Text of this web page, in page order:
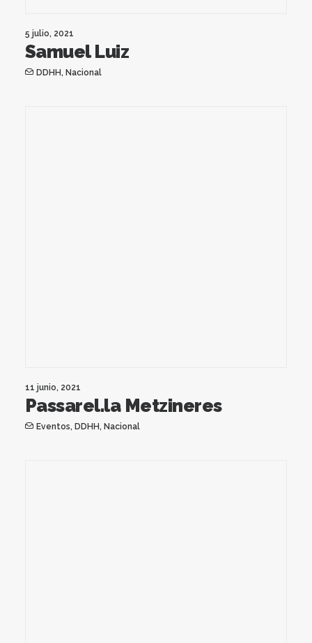
5 julio, 2021
Samuel Luiz
DDHH, Nacional
11 junio, 2021
Passarel.la Metzineres
Eventos, DDHH, Nacional